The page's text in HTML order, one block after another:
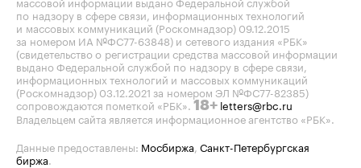
по надзору в сфере связи, информационных технологий
и массовых коммуникаций (Роскомнадзор) 09.12.2015
за номером ИА №ФС77-63848) и сетевого издания «РБК»
(свидетельство о регистрации средства массовой информации
выдано Федеральной службой по надзору в сфере связи,
информационных технологий и массовых коммуникаций
(Роскомнадзор) 03.12.2021 за номером ЭЛ №ФС77-82385)
сопровождаются пометкой «РБК». 18+ letters@rbc.ru
Владельцем сайта является информационное агентство «РБК».
Данные предоставлены: Мосбиржа Санкт-Петербургская
биржа